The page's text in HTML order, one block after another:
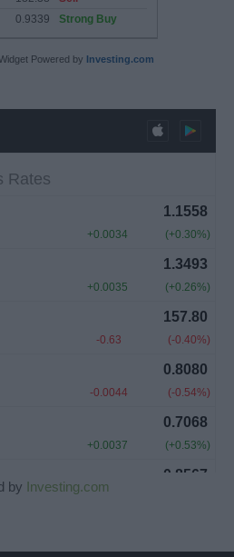
Powered by Investing.com
by Investing.com